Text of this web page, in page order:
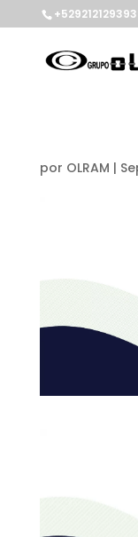
+529212129393
por OLRAM |